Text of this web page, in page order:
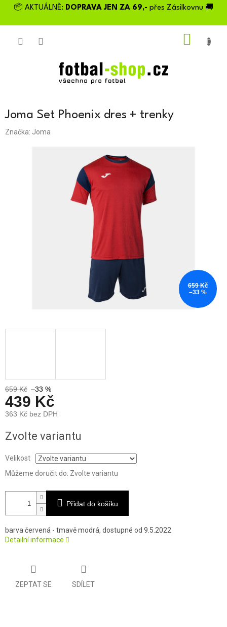
Přejít📦 AKTUÁLNĚ: DOPRAVA JEN ZA 69,- přes Zásilkovnu 🚚
Joma Set Phoenix dres + trenky
Značka: Joma
659 Kč
–33 %
659 Kč –33 %
439 Kč
363 Kč bez DPH
cena:
Zvolte variantu
Velikost
Můžeme doručit do: Zvolte variantu
Přidat do košíku
barva červená - tmavě modrá, dostupné od 9.5.2022
Detailní informace
ZEPTAT SE SDÍLET